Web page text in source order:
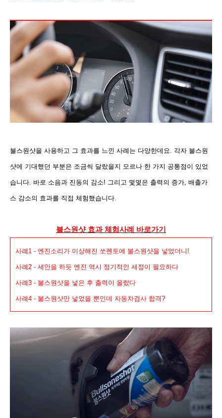
불스원샷을 사용하고 그 효과를 느낀 사례는 다양한데요 . 각자 불스원
샷에 기대했던 부분은 조금씩 달랐을지 모르나 한 가지 공통점이 있었
습니다. 바로 소음과 진동의 감소! 그리고 몇몇은 출력의 증가, 배출가
스 감소의 효과를 직접 체험했습니다.
불스원샷 효과 체험사례 바로가기
사례1 - 엔진소리가 이상해진 쏘렌토에 불스원샷을 넣었더니!
사례2 - 세안을 하듯 엔진 역시 정기적인 세정이 필요하다
사례3 - 불스원샷을 넣은 후 출력이 올랐다
사례4 - 불스원샷만 넣었을 뿐인데 자동차검사 합격?